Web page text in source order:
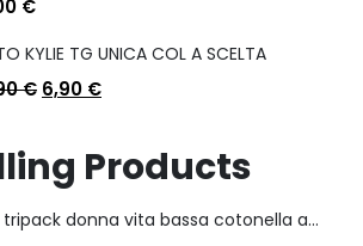
€
KYLIE TG UNICA COL A SCELTA
€ 6,90 €
Products
Slip tripack donna vita bassa cotonella art 3165 in cotone elasticizzato